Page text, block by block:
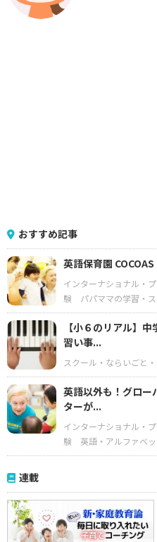
おすすめ記事
英語保育園
インターナショナル・
験
パパママの学習・
【小６のリアル】
習い事...
スクール・ならいごと
英語以外も！グロー
ターが...
インターナショナル・
験
英語・アルファベッ
連載